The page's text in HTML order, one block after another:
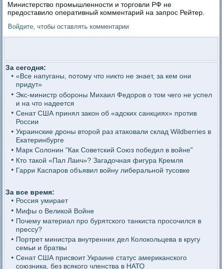
Министерство промышленности и торговли РФ не
предоставило оперативный комментарий на запрос Рейтер.
Войдите, чтобы оставлять комментарии
За сегодня:
«Все напуганы, потому что никто не знает, за кем они
придут»
Экс-министр обороны Михаил Федоров о том чего не успел
и на что надеется
Сенат США принял закон об «адских санкциях» против
России
Украинские дроны второй раз атаковали склад Wildberries в
Екатеринбурге
Марк Солонин "Как Советский Союз победил в войне"
Кто такой «Пал Лаич»? Загадочная фигура Кремля
Гарри Каспаров объявил войну либеральной тусовке
За все время:
Россия умирает
Мифы о Великой Войне
Почему материал про бурятского танкиста просочился в
прессу?
Портрет министра внутренних дел Колокольцева в кругу
семьи и братвы
Сенат США присвоит Украине статус американского
союзника, без всякого членства в НАТО